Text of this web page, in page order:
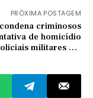
PRÓXIMA POSTAGEM
criminosos
de homicídio
militares em